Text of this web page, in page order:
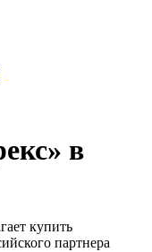
в
купить
партнера